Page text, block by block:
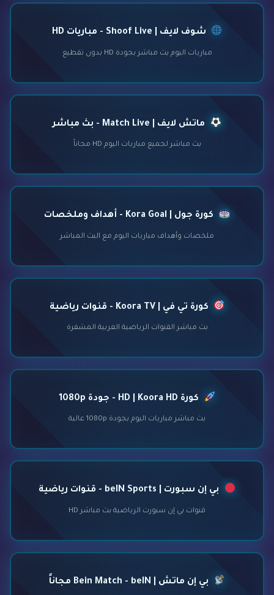
شوف لايف | Shoof Live - مباريات HD
مباريات اليوم بث مباشر بجودة HD بدون تقطيع
ماتش لايف | Match Live - بث مباشر
بث مباشر لجميع مباريات اليوم HD مجاناً
كورة جول | Kora Goal - أهداف وملخصات
ملخصات وأهداف مباريات اليوم مع البث المباشر
كورة تي في | Koora TV - قنوات رياضية
بث مباشر القنوات الرياضية العربية المشفرة
كورة HD | Koora HD - جودة 1080p
بث مباشر مباريات اليوم بجودة 1080p عالية
بي إن سبورت | beIN Sports - قنوات رياضية
قنوات بي إن سبورت الرياضية بث مباشر HD
بي إن ماتش | Bein Match - beIN مجاناً